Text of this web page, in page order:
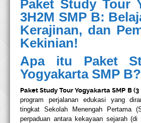
Paket Study Tour
3H2M SMP B:
Kerajinan, dan
Kekinian!
Apa itu Paket
Yogyakarta SMP B?
Paket Study Tour Yogyakarta SMP B
program perjalanan edukasi yang
tingkat Sekolah Menengah Pertama
perpaduan antara kekayaan sejarah (di